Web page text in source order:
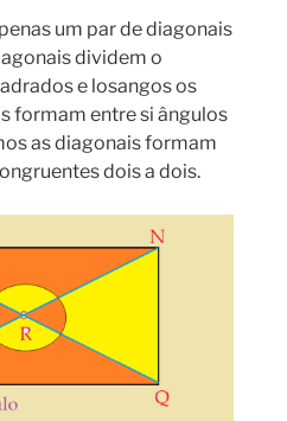
um par de diagonais
dividem o
e losangos os
formam entre si ângulos
as diagonais formam
dois a dois.